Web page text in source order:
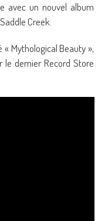
avec un nouvel album
Creek.
Mythological Beauty »,
le dernier Record Store